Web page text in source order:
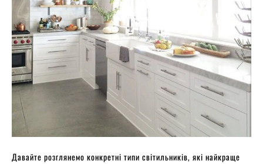
Давайте розглянемо конкретні типи світильників, які найкраще